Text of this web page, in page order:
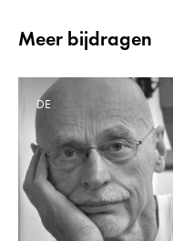
Meer bijdragen
DE